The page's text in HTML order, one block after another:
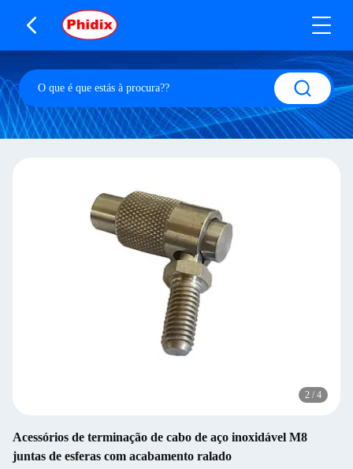
2 / 4
Acessórios de terminação de cabo de aço inoxidável M8
juntas de esferas com acabamento ralado